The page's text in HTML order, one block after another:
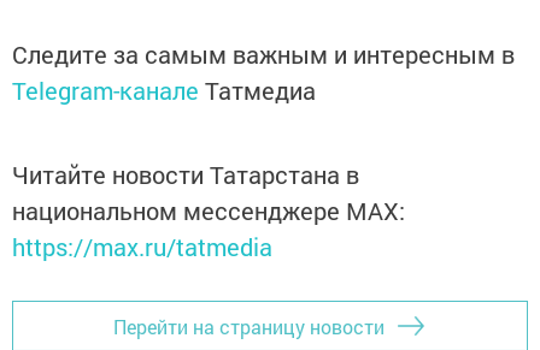
Следите за самым важным и интересным в
Telegram-канале Татмедиа
Читайте новости Татарстана в
национальном мессенджере MАХ:
https://max.ru/tatmedia
Перейти на страницу новости